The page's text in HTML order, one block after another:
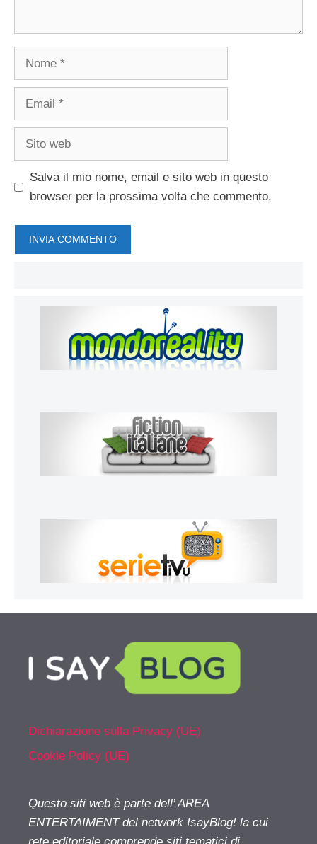
Nome
Email
Sito
Salva il mio nome, email e sito web in questo
browser per la prossima volta che commento.
Dichiarazione sulla Privacy (UE)
Cookie Policy (UE)
Questo siti web è parte dell’ AREA
ENTERTAIMENT del network IsayBlog! la cui